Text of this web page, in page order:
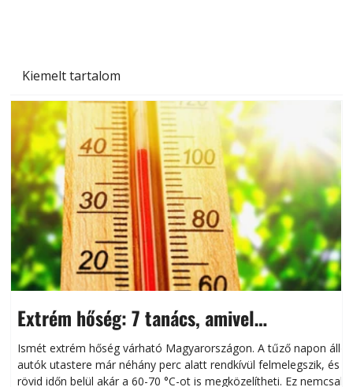
Kiemelt tartalom
Extrém hőség: 7 tanács, amivel
megóvhatjuk autónkat a nyári károktól
Ismét extrém hőség várható Magyarországon. A tűző napon álló
autók utastere már néhány perc alatt rendkívül felmelegszik, és
rövid időn belül akár a 60-70 °C-ot is megközelítheti. Ez nemcsak